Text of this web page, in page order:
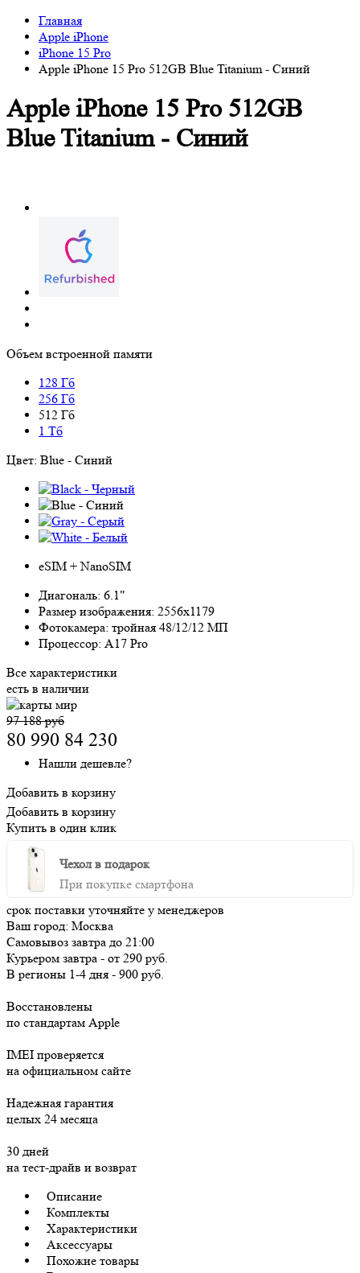
Главная
Apple iPhone
iPhone 15 Pro
Apple iPhone 15 Pro 512GB Blue Titanium - Синий
Apple iPhone 15 Pro 512GB
Blue Titanium - Синий
Объем встроенной памяти
128 Гб
256 Гб
512 Гб
1 Тб
Цвет: Blue - Синий
eSIM + NanoSIM
Диагональ: 6.1"
Размер изображения: 2556x1179
Фотокамера: тройная 48/12/12 МП
Процессор: A17 Pro
Все характеристики
есть в наличии
97 188 руб
80 990 84 230
Нашли дешевле?
Добавить в корзину
Добавить в корзину
Купить в один клик
Чехол в подарок
При покупке смартфона
срок поставки уточняйте у менеджеров
Ваш город: Москва
Самовывоз завтра до 21:00
Курьером завтра - от 290 руб.
В регионы 1-4 дня - 900 руб.
Восстановлены
по стандартам Apple
IMEI проверяется
на официальном сайте
Надежная гарантия
целых 24 месяца
30 дней
на тест-драйв и возврат
Описание
Комплекты
Характеристики
Аксессуары
Похожие товары